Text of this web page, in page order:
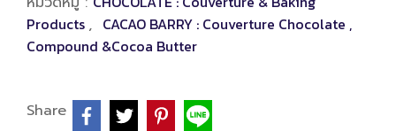
Products , CACAO BARRY : Couverture Chocolate ,
Compound &Cocoa Butter
Share